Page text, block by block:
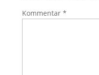
Kommentar *